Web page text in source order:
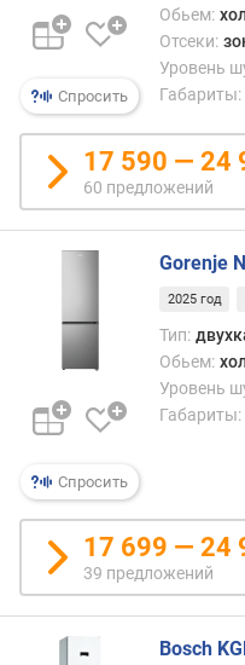
д
а
в
л
е
н
и
о
к
л
и
е
с
т
в
у
п
р
Спросить
Обьем:
Отсеки:
Уровень
Габариты:
17 590 — 24
60 предложений
Спросить
Gorenje
2025 год
Тип:
Обьем:
Уровень
Габариты:
17 699 — 24
39 предложений
Bosch